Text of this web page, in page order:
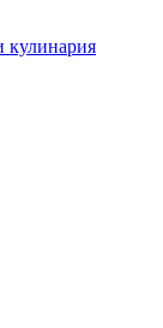
кулинария